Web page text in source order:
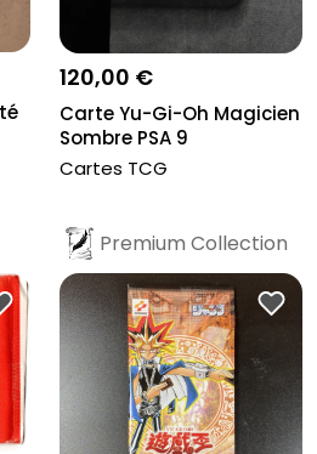
120,00 €
Carte Yu-Gi-Oh Magicien
Sombre PSA 9
Cartes TCG
Premium Collection